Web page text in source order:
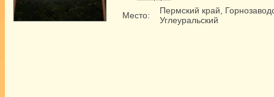
Место:
Пермский край,
Углеуральский